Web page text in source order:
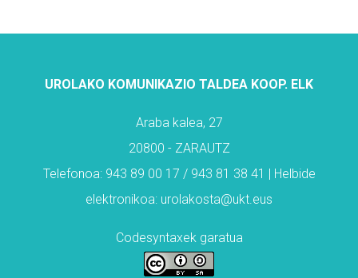
UROLAKO KOMUNIKAZIO TALDEA KOOP. ELK
Araba kalea, 27
20800 - ZARAUTZ
Telefonoa: 943 89 00 17 / 943 81 38 41 | Helbide
elektronikoa: urolakosta@ukt.eus
Codesyntaxek garatua